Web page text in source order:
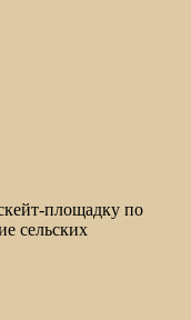
площадку по
сельских